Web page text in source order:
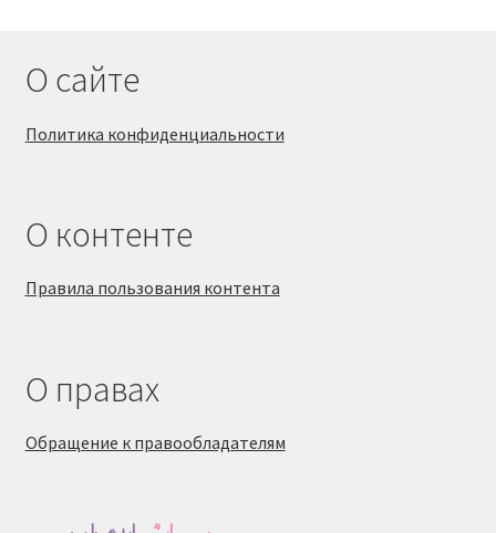
О сайте
Политика конфиденциальности
О контенте
Правила пользования контента
О правах
Обращение к правообладателям